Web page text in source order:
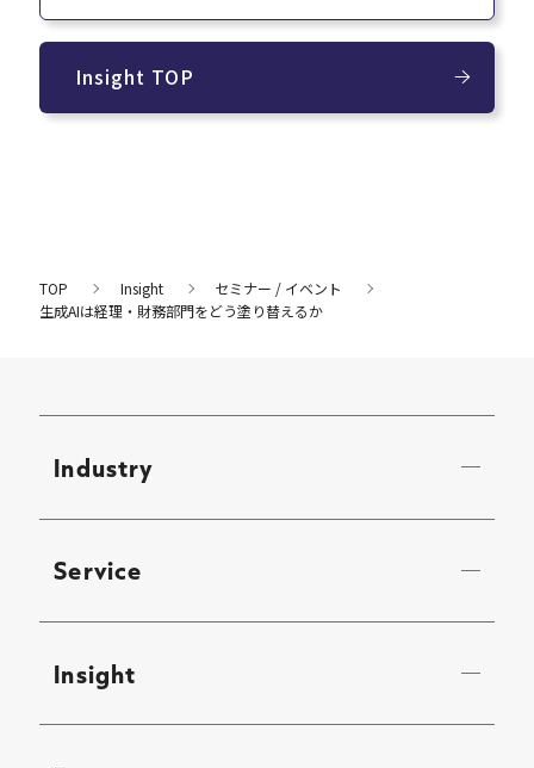
Insight TOP
TOP Insight
セミナー / イベント
生成AIは経理・財務部門をどう塗り替えるか
Industry
Service
Insight